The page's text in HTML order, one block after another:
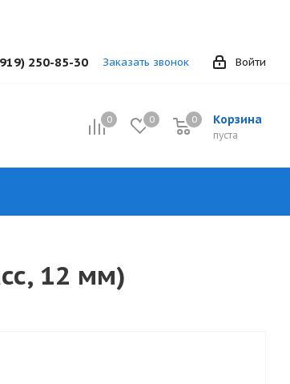
Войти
250-85-30 Заказать звонок
0 0 Корзина
0
пуста
0
12 мм)